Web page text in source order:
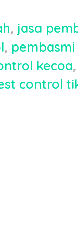
, jasa
,
kecoa,
control